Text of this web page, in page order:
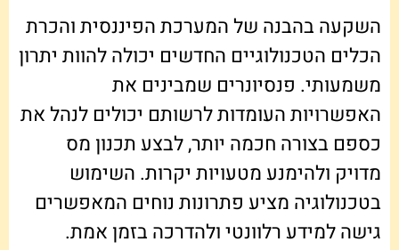
השקעה בהבנה של המערכת הפיננסית והכרת
הכלים הטכנולוגיים החדשים יכולה להוות יתרון
משמעותי. פנסיונרים שמבינים את
האפשרויות העומדות לרשותם יכולים לנהל את
כספם בצורה חכמה יותר, לבצע תכנון מס
מדויק ולהימנע מטעויות יקרות. השימוש
בטכנולוגיה מציע פתרונות נוחים המאפשרים
גישה למידע רלוונטי ולהדרכה בזמן אמת.